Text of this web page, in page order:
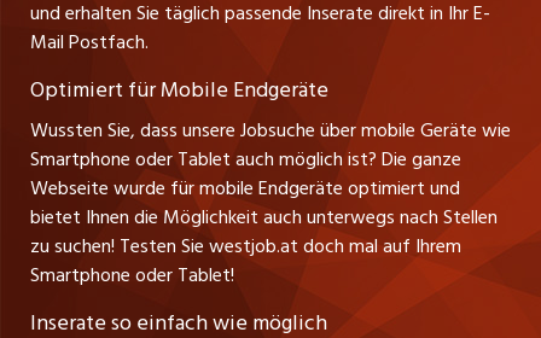
Management / Kader-Jobs
zentraljob.ch
myjob.ch
schaffu.ch (VS)
ajourjob.ch
russmedia.com
Andrea Graf
Tel. +43 664 20 30 02 1
Verkauf und Beratung
und erhalten Sie täglich passende Inserate direkt in Ihr E-
Mail Postfach.
Optimiert für Mobile Endgeräte
Wussten Sie, dass unsere Jobsuche über mobile Geräte wie
Smartphone oder Tablet auch möglich ist? Die ganze
Webseite wurde für mobile Endgeräte optimiert und
bietet Ihnen die Möglichkeit auch unterwegs nach Stellen
zu suchen! Testen Sie westjob.at doch mal auf Ihrem
Smartphone oder Tablet!
Inserate so einfach wie möglich